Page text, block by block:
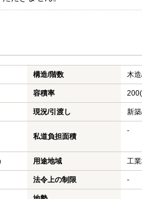
構造/階数 木
容積率
現況/引渡し 新
私道負担面積
-
用途地域 工
法令上の制限 -